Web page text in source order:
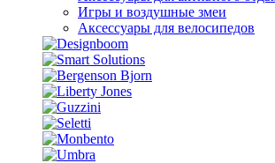
Игры и воздушные змеи
Аксессуары для велосипедов